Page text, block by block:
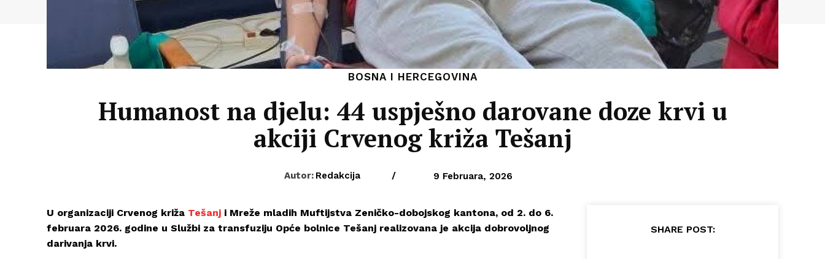
BOSNA I HERCEGOVINA
Humanost na djelu: 44 uspješno darovane doze krvi u
akciji Crvenog križa Tešanj
Autor: Redakcija / 9 Februara, 2026
U organizaciji Crvenog križa Tešanj i Mreže mladih Muftijstva Zeničko-dobojskog kantona, od 2. do 6.
februara 2026. godine u Službi za transfuziju Opće bolnice Tešanj realizovana je akcija dobrovoljnog
darivanja krvi.
SHARE POST: